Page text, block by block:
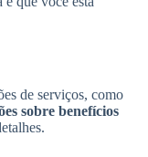
de serviços, como
sobre benefícios